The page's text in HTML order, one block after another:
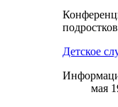
Детское
мая